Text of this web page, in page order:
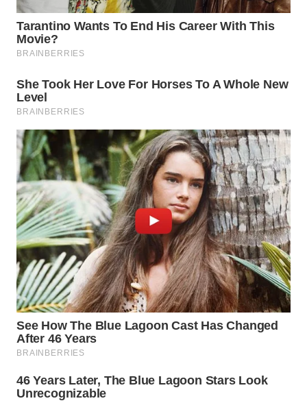
WN
PADANG
LAWAS
WN
SUMEDANG
WN
CIANJUR
WN
KEPULAUAN
SERIBU
WN
TANGERANG
WN
BINJAI
CIREBON